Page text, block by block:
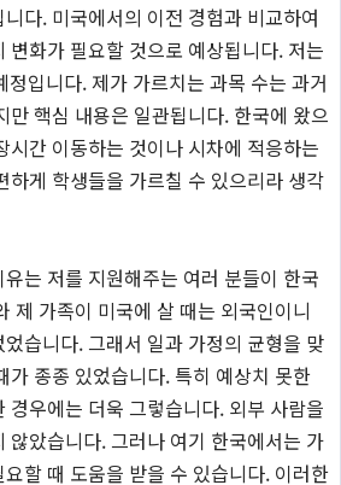
다. 미국에서의 이전 경험과 비교하여
변화가 필요할 것으로 예상됩니다. 저는
입니다. 제가 가르치는 과목 수는 과거
만 핵심 내용은 일관됩니다. 한국에 왔으
시간 이동하는 것이나 시차에 적응하는
하게 학생들을 가르칠 수 있으리라 생각
는 저를 지원해주는 여러 분들이 한국
제 가족이 미국에 살 때는 외국인이니
습니다. 그래서 일과 가정의 균형을 맞
가 종종 있었습니다. 특히 예상치 못한
경우에는 더욱 그렇습니다. 외부 사람을
않았습니다. 그러나 여기 한국에서는 가
할 때 도움을 받을 수 있습니다. 이러한